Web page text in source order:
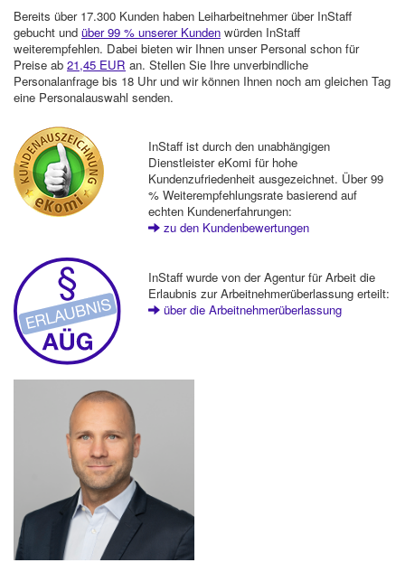
Bereits über 17.300 Kunden haben Leiharbeitnehmer über InStaff
gebucht und über 99 % unserer Kunden würden InStaff
weiterempfehlen. Dabei bieten wir Ihnen unser Personal schon für
Preise ab 21,45 EUR an. Stellen Sie Ihre unverbindliche
Personalanfrage bis 18 Uhr und wir können Ihnen noch am gleichen Tag
eine Personalauswahl senden.
InStaff ist durch den unabhängigen
Dienstleister eKomi für hohe
Kundenzufriedenheit ausgezeichnet. Über 99
% Weiterempfehlungsrate basierend auf
echten Kundenerfahrungen:
zu den Kundenbewertungen
InStaff wurde von der Agentur für Arbeit die
Erlaubnis zur Arbeitnehmerüberlassung erteilt:
über die Arbeitnehmerüberlassung